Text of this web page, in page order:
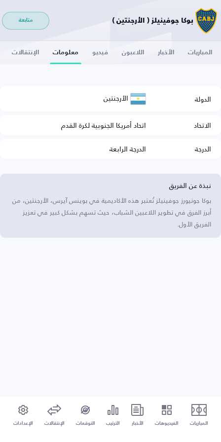
بوكا جوفينيلز ( الأرجنتين ) متابعة
المباريات الأخبار اللاعبون فيديو معلومات الإنتقالات
الدولة الأرجنتين
الاتحاد
اتحاد أمريكا الجنوبية لكرة القدم
الدرجة
الدرجة الرابعة
نبذة عن الفريق
بوكا جونيورز جوفينيلز تُعتبر هذه الأكاديمية في بوينس آيرس، الأرجنتين، من
أبرز الفرق في تطوير اللاعبين الشباب، حيث تسهم بشكل كبير في تعزيز
الفريق الأول.
المباريات الفيديوهات الأخبار الترتيب التوقعات الإنتقالات الإعدادات